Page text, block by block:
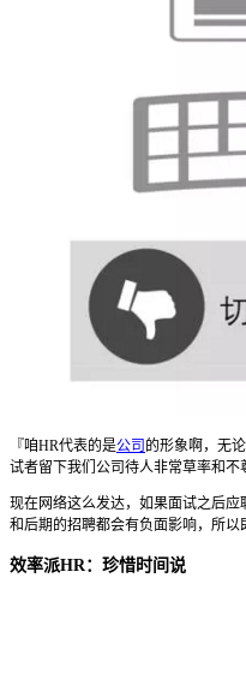
『咱HR代表的是公司 的形象啊，无
试者留下我们公司待人非常草率和不
现在网络这么发达，如果面试之后
和后期的招聘都会有负面影响，所以
效率派HR：珍惜时间说